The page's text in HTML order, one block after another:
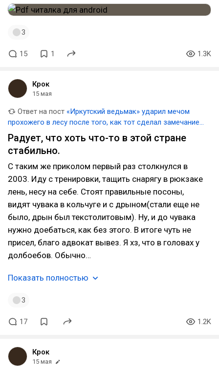
3
15 1 1.3K
Крок
15 мая
Ответ на пост «Иркутский ведьмак» ударил мечом
прохожего в лесу после того, как тот сделал замечание
по поводу его внешнего вида.
Радует, что хоть что-то в этой стране
стабильно.
С таким же приколом первый раз столкнулся в
2003. Иду с тренировки, тащить снарягу в рюкзаке
лень, несу на себе. Стоят правильные посоны,
видят чувака в кольчуге и с дрыном(стали еще не
было, дрын был текстолитовым). Ну, и до чувака
нужно доебаться, как без этого. В итоге чуть не
присел, благо адвокат вывез. Я хз, что в головах у
долбоебов. Обычно…
Показать полностью
3
17 1.2K
Крок
15 мая